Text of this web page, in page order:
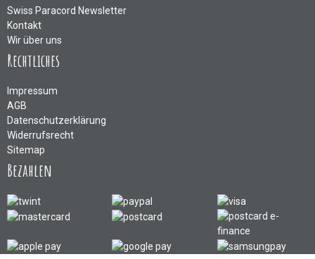
Swiss Paracord Newsletter
Kontakt
Wir über uns
Rechtliches
Impressum
AGB
Datenschutzerklärung
Widerrufsrecht
Sitemap
Bezahlen